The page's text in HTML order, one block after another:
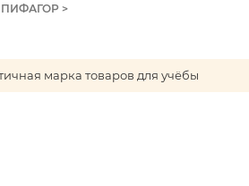
ПИФАГОР >
марка товаров для учёбы